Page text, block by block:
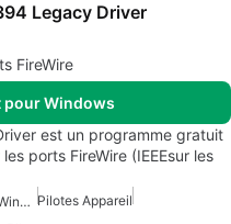
Legacy Driver
FireWire
pour Windows
est un programme gratuit
ports FireWire (IEEEsur les
Téléchargement De Pilotes Pour Windows Pilotes Appareil